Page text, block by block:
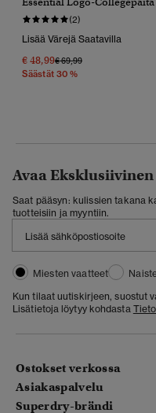
(2)
Lisää Värejä Saatavilla
€ 48,99Hinta Alennettu Hinnasta
€ 69,99Hintaan
Säästät 30 %
Avaa Eksklusiivinen
Saat pääsyn: kulissien takana
tuotteisiin ja myyntiin.
Miesten vaatteet
Kun tilaat uutiskirjeen, suostut
Lisätietoja löytyy kohdasta
Ostokset verkossa
Asiakaspalvelu
Superdry-brändi